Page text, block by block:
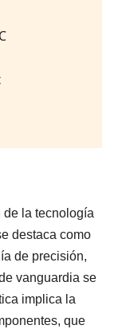
de la tecnología
destaca como
de precisión,
vanguardia se
implica la
que